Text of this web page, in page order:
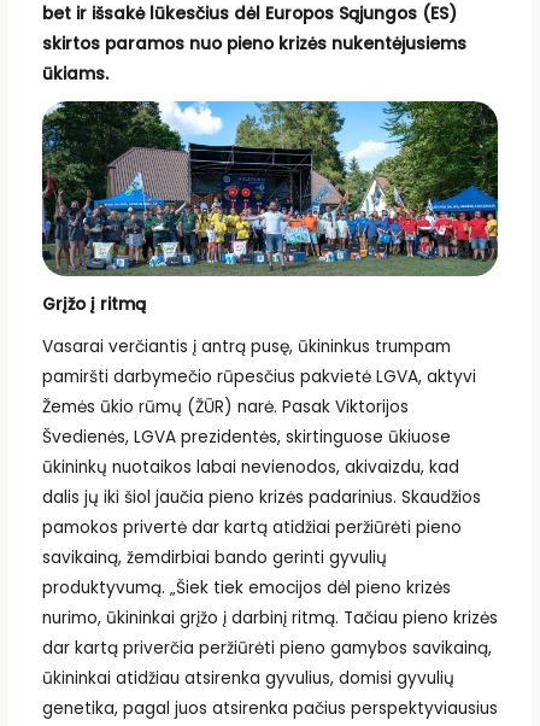
bet ir išsakė lūkesčius dėl Europos Sąjungos (ES)
skirtos paramos nuo pieno krizės nukentėjusiems
ūkiams.
Grįžo į ritmą
Vasarai verčiantis į antrą pusę, ūkininkus trumpam
pamiršti darbymečio rūpesčius pakvietė LGVA, aktyvi
Žemės ūkio rūmų (ŽŪR) narė. Pasak Viktorijos
Švedienės, LGVA prezidentės, skirtinguose ūkiuose
ūkininkų nuotaikos labai nevienodos, akivaizdu, kad
dalis jų iki šiol jaučia pieno krizės padarinius. Skaudžios
pamokos privertė dar kartą atidžiai peržiūrėti pieno
savikainą, žemdirbiai bando gerinti gyvulių
produktyvumą. „Šiek tiek emocijos dėl pieno krizės
nurimo, ūkininkai grįžo į darbinį ritmą. Tačiau pieno krizės
dar kartą priverčia peržiūrėti pieno gamybos savikainą,
ūkininkai atidžiau atsirenka gyvulius, domisi gyvulių
genetika, pagal juos atsirenka pačius perspektyviausius